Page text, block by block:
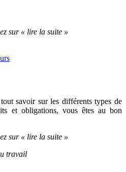
sur « lire la suite »
savoir sur les différents types de
et obligations, vous êtes au bon
sur « lire la suite »